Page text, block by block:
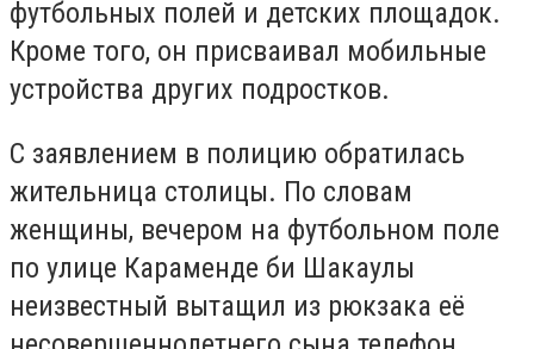
футбольных полей и детских площадок.
Кроме того, он присваивал мобильные
устройства других подростков.
С заявлением в полицию обратилась
жительница столицы. По словам
женщины, вечером на футбольном поле
по улице Караменде би Шакаулы
неизвестный вытащил из рюкзака её